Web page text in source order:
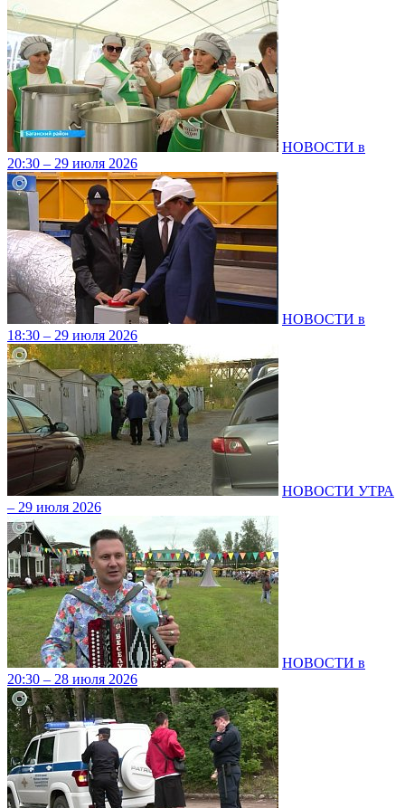
НОВОСТИ в
20:30 – 29 июля 2026
НОВОСТИ в
18:30 – 29 июля 2026
НОВОСТИ УТРА
– 29 июля 2026
НОВОСТИ в
20:30 – 28 июля 2026